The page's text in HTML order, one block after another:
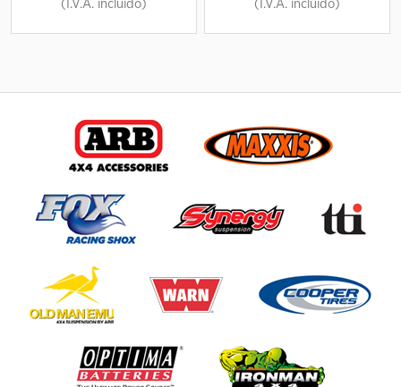
(I.V.A. incluido) (I.V.A. incluido)